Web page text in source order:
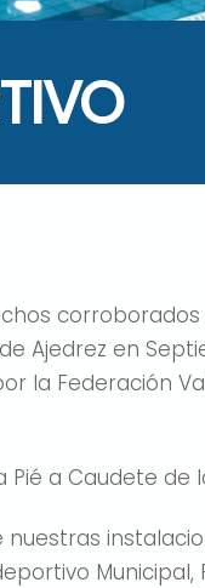
Ajedrez en
la Federación
a Caudete de
Municipal,